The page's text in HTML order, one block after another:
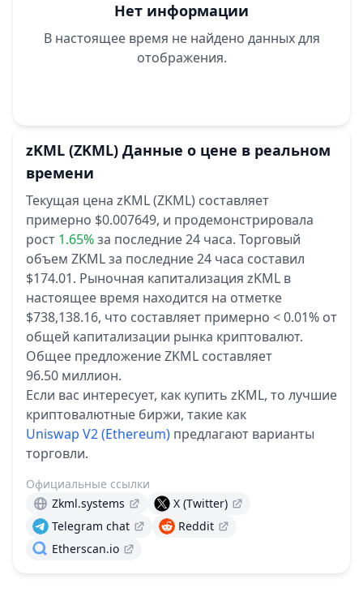
Нет информации
В настоящее время не найдено данных для
отображения.
zKML (ZKML) Данные о цене в реальном
времени
Текущая цена zKML (ZKML) составляет
примерно $0.007649, и продемонстрировала
рост 1.65%за последние 24 часа. Торговый
объем ZKML за последние 24 часа составил
$174.01. Рыночная капитализация zKML в
настоящее время находится на отметке
$738,138.16, что составляет примерно < 0.01% от
общей капитализации рынка криптовалют.
Общее предложение ZKML составляет
96.50 миллион.
Если вас интересует, как купить zKML, то лучшие
криптовалютные биржи, такие как
Uniswap V2 (Ethereum) предлагают варианты
торговли.
Официальные ссылки
Zkml.systems
X (Twitter)
Telegram chat
Reddit
Etherscan.io